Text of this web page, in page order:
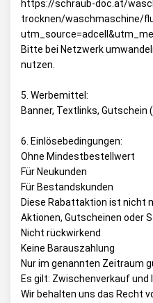
https://schraub-doc.at/
trocknen/waschmaschine/
Bitte bei Netzwerk
nutzen.
5. Werbemittel:
Banner, Textlinks, Gutschein
6. Einlösebedingungen:
Ohne Mindestbestellwert
Für Neukunden
Für Bestandskunden
Diese Rabattaktion ist nicht
Aktionen, Gutscheinen oder
Nicht rückwirkend
Keine Barauszahlung
Nur im genannten Zeitraum
Es gilt: Zwischenverkauf
Wir behalten uns das Recht